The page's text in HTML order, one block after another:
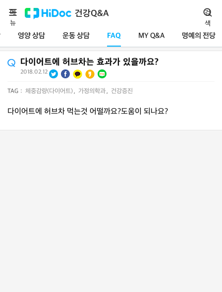
건강Q&A
영양 상담 운동 상담 FAQ MY Q&A 명예의 전당
메
뉴
검
색
다이어트에 허브차는 효과가 있을까요?
2018.02.12
TAG : 체중감량(다이어트), 가정의학과, 건강증진
다이어트에 허브차 먹는것 어떨까요?도움이 되나요?